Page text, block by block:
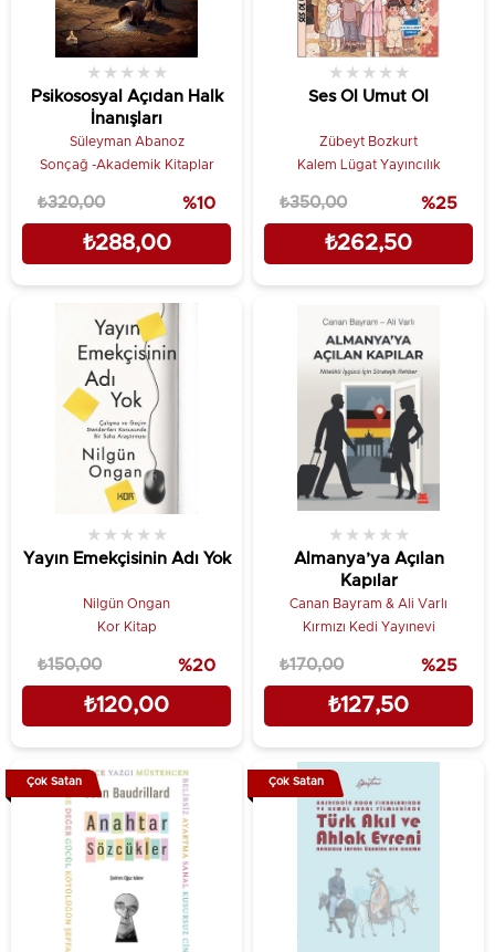
Psikososyal Açıdan Halk
İnanışları
★ ★ ★ ★ ★
Süleyman Abanoz
Sonçağ -Akademik Kitaplar
₺288,00
₺320,00 %10
Ses Ol Umut Ol
★ ★ ★ ★ ★
Zübeyt Bozkurt
Kalem Lügat Yayıncılık
₺262,50
₺350,00 %25
Yayın Emekçisinin Adı Yok
★ ★ ★ ★ ★
Nilgün Ongan
Kor Kitap
₺120,00
₺150,00 %20
Almanya’ya Açılan
Kapılar
★ ★ ★ ★ ★
Canan Bayram & Ali Varlı
Kırmızı Kedi Yayınevi
₺127,50
₺170,00 %25
Çok Satan Çok Satan